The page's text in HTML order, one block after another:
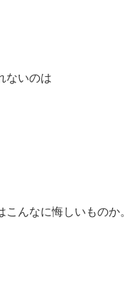
ないのは
んなに悔しいものか。